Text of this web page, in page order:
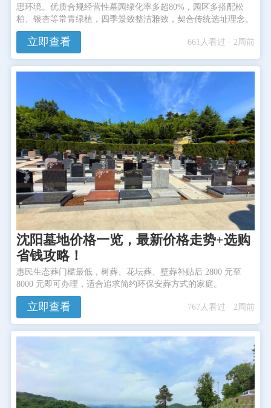
思环境。优质合规经营性墓园绿化率多超80%，园区多搭配松
柏、银杏等常青绿植，四季景致整洁雅致，契合传统选址理念。
立即查看 661人看过 · 2周前
沈阳墓地价格一览，最新价格走势+选购
省钱攻略！
惠民生态葬门槛最低，树葬、花坛葬、壁葬补贴后 2800 元至
8000 元即可办理，适合追求简约环保安葬方式的家庭。
立即查看 767人看过 · 2周前